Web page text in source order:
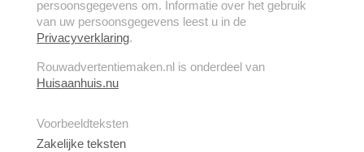
persoonsgegevens om. Informatie over het gebruik
van uw persoonsgegevens leest u in de
Privacyverklaring.
Rouwadvertentiemaken.nl is onderdeel van
Huisaanhuis.nu
Voorbeeldteksten
Zakelijke teksten